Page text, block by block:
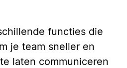
functies die
je team sneller en
laten communiceren